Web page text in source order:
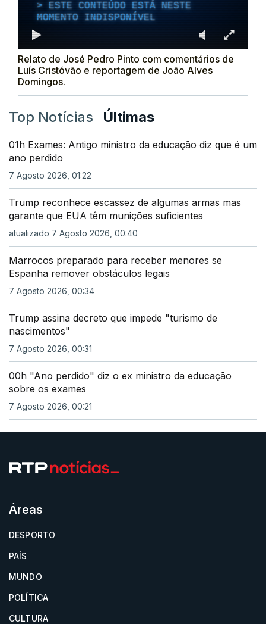
ESTE CONTEÚDO ESTÁ NESTE
MOMENTO INDISPONÍVEL
Relato de José Pedro Pinto com comentários de
Luís Cristóvão e reportagem de João Alves
Domingos.
Top Notícias Últimas
01h Exames: Antigo ministro da educação diz que é um
ano perdido
7 Agosto 2026, 01:22
Trump reconhece escassez de algumas armas mas
garante que EUA têm munições suficientes
atualizado 7 Agosto 2026, 00:40
Marrocos preparado para receber menores se
Espanha remover obstáculos legais
7 Agosto 2026, 00:34
Trump assina decreto que impede "turismo de
nascimentos"
7 Agosto 2026, 00:31
00h "Ano perdido" diz o ex ministro da educação
sobre os exames
7 Agosto 2026, 00:21
Áreas
DESPORTO
PAÍS
MUNDO
POLÍTICA
CULTURA